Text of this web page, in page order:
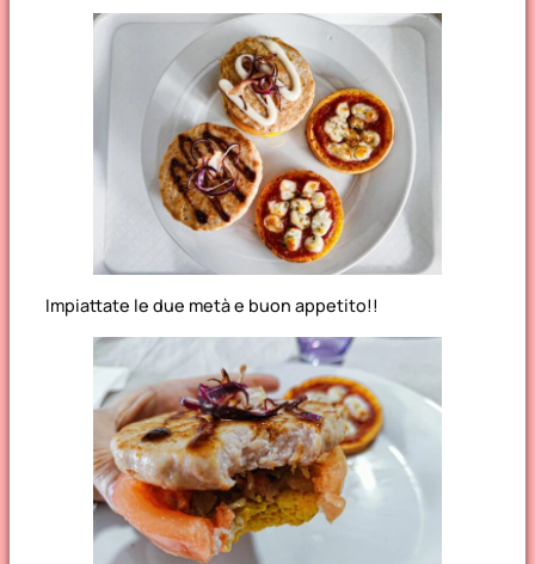
Impiattate le due metà e buon appetito!!